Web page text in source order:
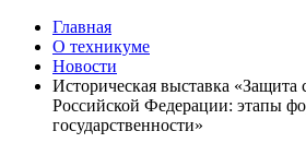
Главная
О техникуме
Новости
Историческая выставка «Защита
Российской Федерации: этапы
государственности»